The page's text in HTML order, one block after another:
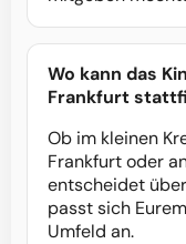
Wo kann das
Frankfurt
Ob im kleinen
Frankfurt oder
entscheidet
passt sich
Umfeld an.